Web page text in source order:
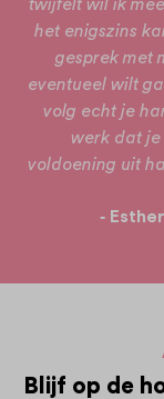
twijfelt wil ik
het enigszins
gesprek met
eventueel wilt
volg echt je
werk dat
voldoening uit
‐ Esther
Blijf op de